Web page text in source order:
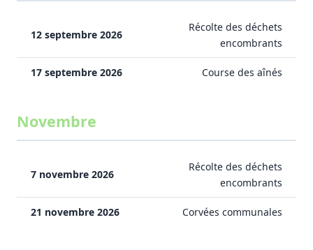
12 septembre 2026
Récolte des déchets
encombrants
17 septembre 2026 Course des aînés
Novembre
7 novembre 2026
Récolte des déchets
encombrants
21 novembre 2026 Corvées communales